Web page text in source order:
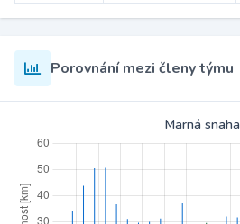
Porovnání mezi členy týmu
Marná snaha